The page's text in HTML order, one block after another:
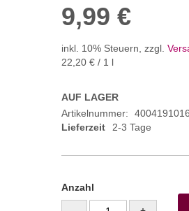
Bildergalerie
springen9,99 €
inkl. 10% Steuern zzgl.
22,20 € / 1 l
AUF LAGER
Artikelnummer
Lieferzeit
2-3 Tage
Anzahl